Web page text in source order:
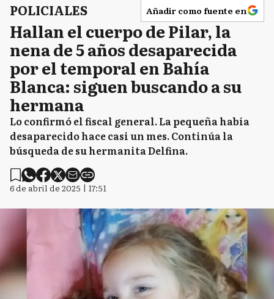
POLICIALES Añadir como fuente en
Hallan el cuerpo de Pilar, la
nena de 5 años desaparecida
por el temporal en Bahía
Blanca: siguen buscando a su
hermana
Lo confirmó el fiscal general. La pequeña había
desaparecido hace casi un mes. Continúa la
búsqueda de su hermanita Delfina.
6 de abril de 2025 | 17:51